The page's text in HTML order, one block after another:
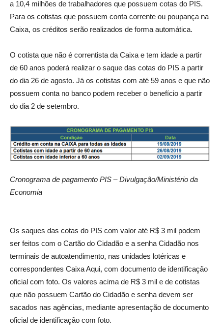
a 10,4 milhões de trabalhadores que possuem cotas do PIS.
Para os cotistas que possuem conta corrente ou poupança na
Caixa, os créditos serão realizados de forma automática.
O cotista que não é correntista da Caixa e tem idade a partir
de 60 anos poderá realizar o saque das cotas do PIS a partir
do dia 26 de agosto. Já os cotistas com até 59 anos e que não
possuem conta no banco podem receber o benefício a partir
do dia 2 de setembro.
Cronograma de pagamento PIS – Divulgação/Ministério da
Economia
Os saques das cotas do PIS com valor até R$ 3 mil podem
ser feitos com o Cartão do Cidadão e a senha Cidadão nos
terminais de autoatendimento, nas unidades lotéricas e
correspondentes Caixa Aqui, com documento de identificação
oficial com foto. Os valores acima de R$ 3 mil e de cotistas
que não possuem Cartão do Cidadão e senha devem ser
sacados nas agências, mediante apresentação de documento
oficial de identificação com foto.